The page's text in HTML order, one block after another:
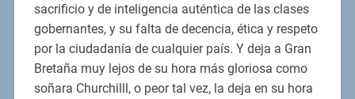
sacrificio y de inteligencia auténtica de las clases
gobernantes, y su falta de decencia, ética y respeto
por la ciudadanía de cualquier país. Y deja a Gran
Bretaña muy lejos de su hora más gloriosa como
soñara Churchilll, o peor tal vez, la deja en su hora